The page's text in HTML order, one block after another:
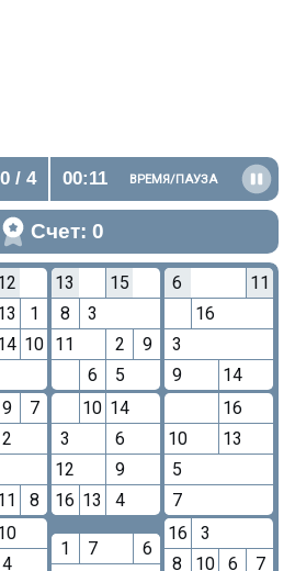
0/ 4 00:11 ВРЕМЯ/ПАУЗА
Счет: 0
1
10
13
15
8
3
11
2
9
6
5
6
11
16
3
9
14
9
7
2
8
10 14
3
6
12
9
16 13 4
16
10
13
5
7
4
1 7
6
16
3
8
10 6
7